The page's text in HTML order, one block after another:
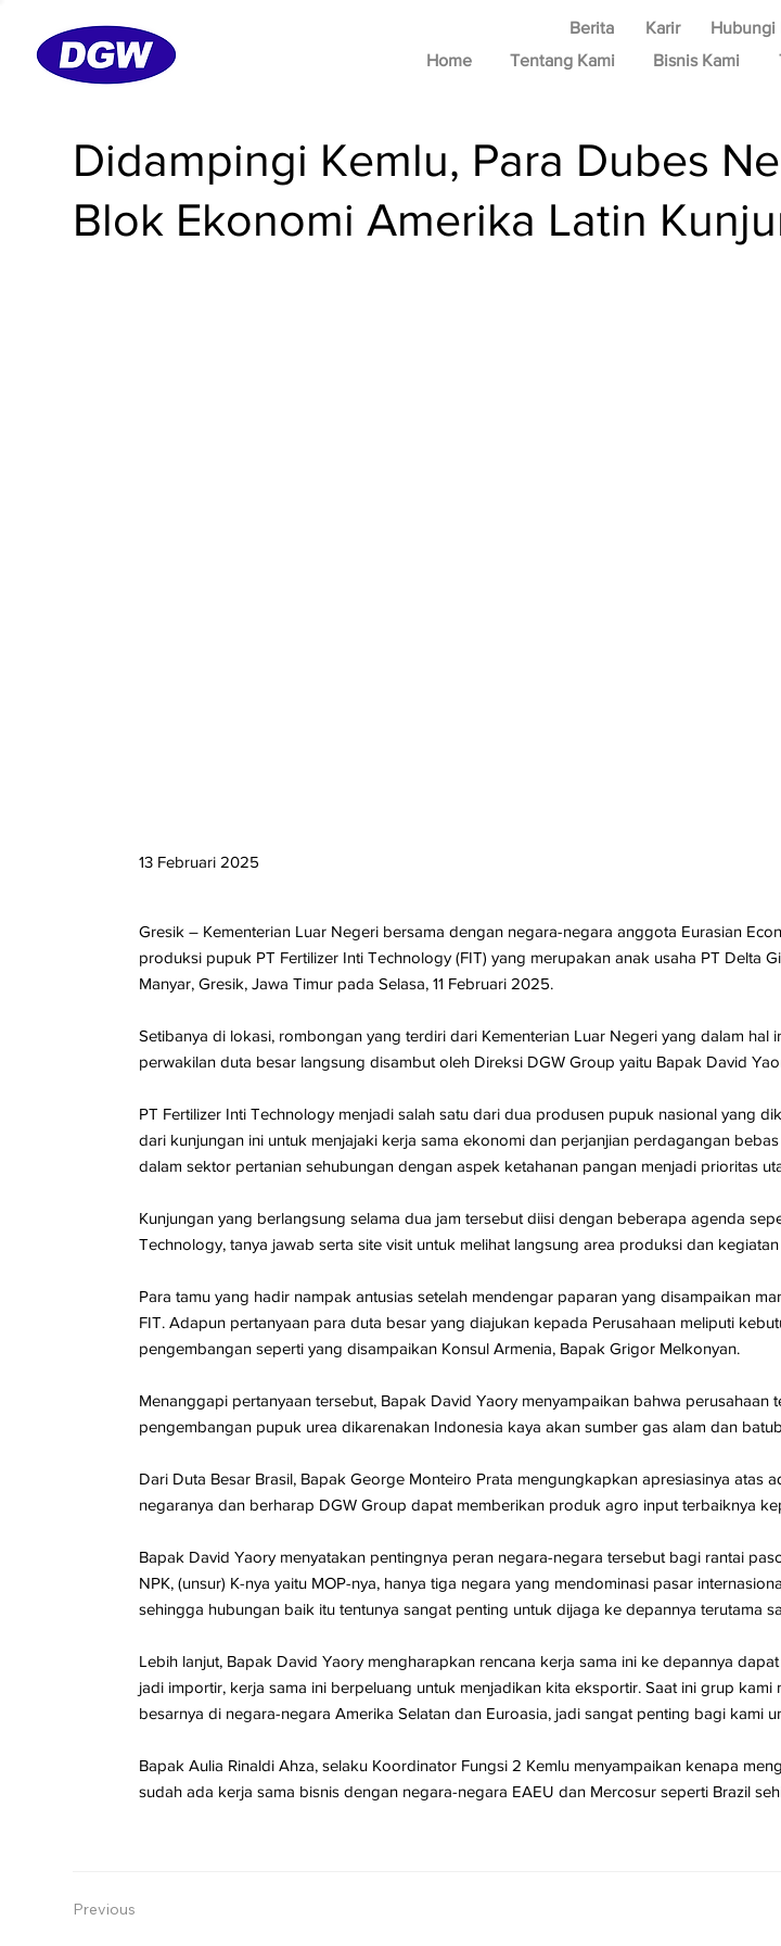
Berita Karir
Hubungi
Home
Tentang Kami Bisnis Kami
Didampingi Kemlu, Para Dubes
Blok Ekonomi Amerika Latin
13 Februari 2025
Gresik – Kementerian Luar Negeri bersama dengan negara-negara anggota Eurasian
produksi pupuk PT Fertilizer Inti Technology (FIT) yang merupakan anak usaha PT Delta
Manyar, Gresik, Jawa Timur pada Selasa, 11 Februari 2025.
Setibanya di lokasi, rombongan yang terdiri dari Kementerian Luar Negeri yang dalam
perwakilan duta besar langsung disambut oleh Direksi DGW Group yaitu Bapak David
PT Fertilizer Inti Technology menjadi salah satu dari dua produsen pupuk nasional yang
dari kunjungan ini untuk menjajaki kerja sama ekonomi dan perjanjian perdagangan
dalam sektor pertanian sehubungan dengan aspek ketahanan pangan menjadi prioritas
Kunjungan yang berlangsung selama dua jam tersebut diisi dengan beberapa agenda
Technology, tanya jawab serta site visit untuk melihat langsung area produksi dan
Para tamu yang hadir nampak antusias setelah mendengar paparan yang disampaikan
FIT. Adapun pertanyaan para duta besar yang diajukan kepada Perusahaan meliputi
pengembangan seperti yang disampaikan Konsul Armenia, Bapak Grigor Melkonyan.
Menanggapi pertanyaan tersebut, Bapak David Yaory menyampaikan bahwa perusahaan
pengembangan pupuk urea dikarenakan Indonesia kaya akan sumber gas alam dan
Dari Duta Besar Brasil, Bapak George Monteiro Prata mengungkapkan apresiasinya
negaranya dan berharap DGW Group dapat memberikan produk agro input terbaiknya
Bapak David Yaory menyatakan pentingnya peran negara-negara tersebut bagi rantai
NPK, (unsur) K-nya yaitu MOP-nya, hanya tiga negara yang mendominasi pasar
sehingga hubungan baik itu tentunya sangat penting untuk dijaga ke depannya terutama
Lebih lanjut, Bapak David Yaory mengharapkan rencana kerja sama ini ke depannya
jadi importir, kerja sama ini berpeluang untuk menjadikan kita eksportir. Saat ini grup
besarnya di negara-negara Amerika Selatan dan Euroasia, jadi sangat penting bagi kami
Bapak Aulia Rinaldi Ahza, selaku Koordinator Fungsi 2 Kemlu menyampaikan kenapa
sudah ada kerja sama bisnis dengan negara-negara EAEU dan Mercosur seperti Brazil
Previous